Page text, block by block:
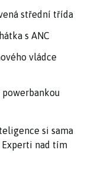
střední třída
s ANC
vládce
powerbankou
si sama
Experti nad tím